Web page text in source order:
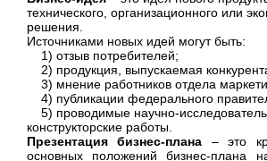
технического, организационного или
решения.
Источниками новых идей могут быть:
1) отзыв потребителей;
2) продукция, выпускаемая
3) мнение работников отдела
4) публикации федерального
5) проводимые научно-
конструкторские работы.
Презентация бизнес-плана – это
основных положений бизнес-плана